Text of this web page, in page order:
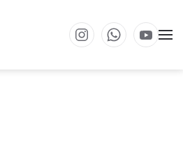
содержанию